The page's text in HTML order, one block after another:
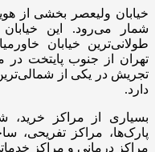
خیابان ولیعصر بخشی از
طولانی‌ترین خیابان
تهران از جنوب پایتخت در
تجریش در یکی از
دارد.
بسیاری از مراکز خرید،
پارک‌ها، مراکز تفریحی،
مراکز درمانی و مراکز